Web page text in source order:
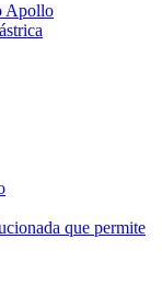
Apollo
que permite